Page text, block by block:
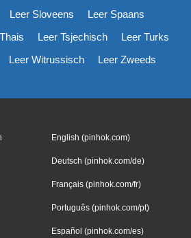
Leer Sloveens
Leer Spaans
Leer Tsjechisch
Leer Turks
Leer Witrussisch Leer Zweeds
English (pinhok.com)
Deutsch (pinhok.com/de)
Français (pinhok.com/fr)
Português (pinhok.com/pt)
Español (pinhok.com/es)